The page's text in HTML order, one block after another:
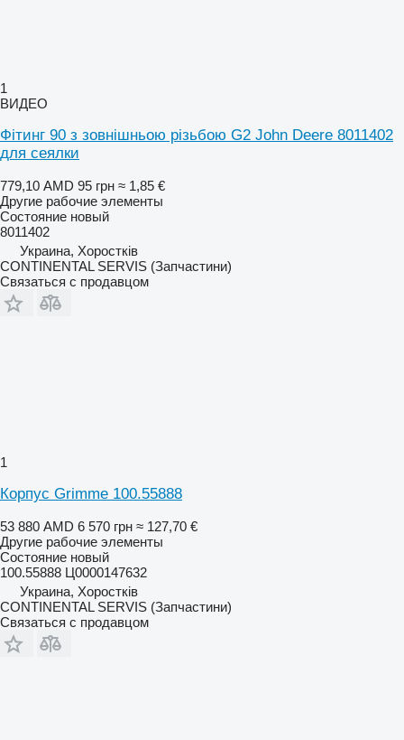
1
ВИДЕО
Фітинг 90 з зовнішньою різьбою G2 John Deere 8011402
для сеялки
779,10 AMD 95 грн ≈ 1,85 €
Другие рабочие элементы
Состояние новый
8011402
Украина, Хоростків
CONTINENTAL SERVIS (Запчастини)
Связаться с продавцом
1
Корпус Grimme 100.55888
53 880 AMD 6 570 грн ≈ 127,70 €
Другие рабочие элементы
Состояние новый
100.55888 Ц0000147632
Украина, Хоростків
CONTINENTAL SERVIS (Запчастини)
Связаться с продавцом